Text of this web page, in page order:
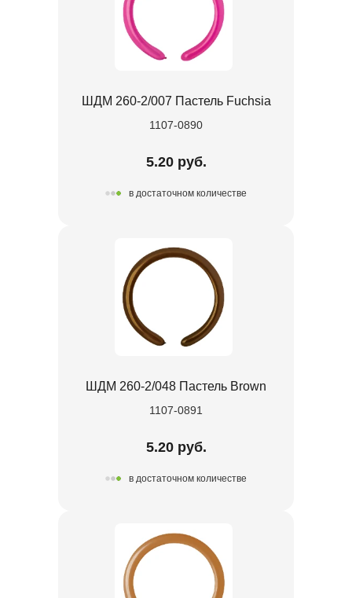
ШДМ 260-2/007 Пастель Fuchsia
1107-0890
5.20 руб.
в достаточном количестве
ШДМ 260-2/048 Пастель Brown
1107-0891
5.20 руб.
в достаточном количестве